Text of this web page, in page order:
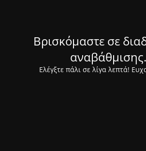
Βρισκόμαστε σε
αναβάθμισης.
Ελέγξτε πάλι σε λίγα λεπτά!